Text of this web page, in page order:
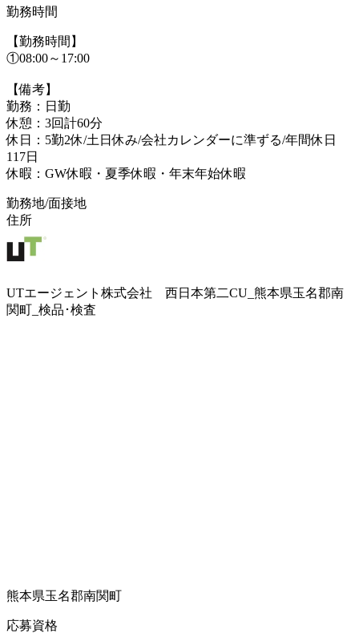
勤務時間
【勤務時間】
①08:00～17:00
【備考】
勤務：日勤
休憩：3回計60分
休日：5勤2休/土日休み/会社カレンダーに準ずる/年間休日
117日
休暇：GW休暇・夏季休暇・年末年始休暇
勤務地/面接地
住所
UTエージェント株式会社 西日本第二CU_熊本県玉名郡南
関町_検品･検査
熊本県玉名郡南関町
応募資格